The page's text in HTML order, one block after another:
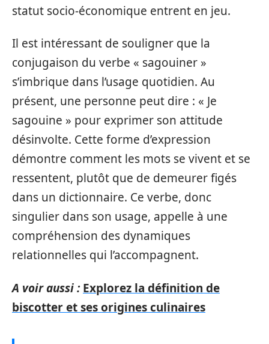
statut socio-économique entrent en jeu.
Il est intéressant de souligner que la
conjugaison du verbe « sagouiner »
s’imbrique dans l’usage quotidien. Au
présent, une personne peut dire : « Je
sagouine » pour exprimer son attitude
désinvolte. Cette forme d’expression
démontre comment les mots se vivent et se
ressentent, plutôt que de demeurer figés
dans un dictionnaire. Ce verbe, donc
singulier dans son usage, appelle à une
compréhension des dynamiques
relationnelles qui l’accompagnent.
A voir aussi : Explorez la définition de
biscotter et ses origines culinaires